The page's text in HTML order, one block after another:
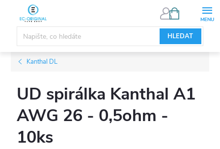
obsah
HLEDAT
NÁKUPNÍ
Kanthal DL
UD spirálka Kanthal A1
AWG 26 - 0,5ohm -
10ks